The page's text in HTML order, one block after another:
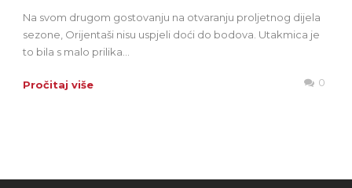
Na svom drugom gostovanju na otvaranju proljetnog dijela
sezone, Orijentaši nisu uspjeli doći do bodova. Utakmica je
to bila s malo prilika...
Pročitaj više 0